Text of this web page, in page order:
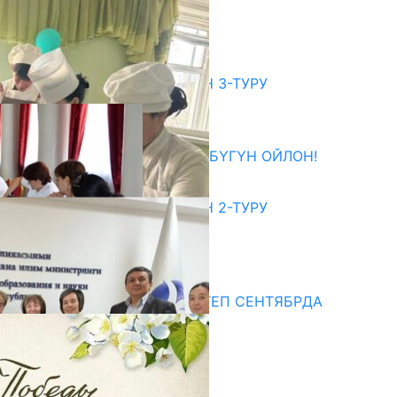
БАШТАЛАТ
06.08.2026
ЖОЖДОРГО КАБЫЛ АЛУУНУН 3-ТУРУ
БАШТАЛДЫ
27.07.2026
ӨЗҮҢДҮН КЕЛЕЧЕГИҢ ҮЧҮН БҮГҮН ОЙЛОН!
20.07.2026
ЖОЖДОРГО КАБЫЛ АЛУУНУН 2-ТУРУ
20.07.2026
СУЗАКТА 750 ОРУНДУУ МЕКТЕП СЕНТЯБРДА
ПАЙДАЛАНУУГА БЕРИЛЕТ
07.08.2025
Улуу Жеңиштин жандуу сөзү